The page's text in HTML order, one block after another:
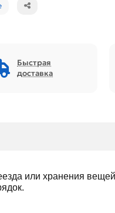
Быстрая
доставка
или хранения